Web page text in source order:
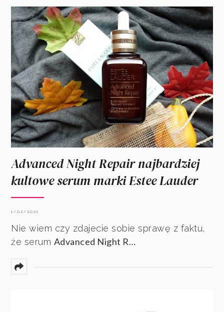
Advanced Night Repair najbardziej
kultowe serum marki Estee Lauder
1/02/2021
Nie wiem czy zdajecie sobie sprawę z faktu,
że serum Advanced Night R…